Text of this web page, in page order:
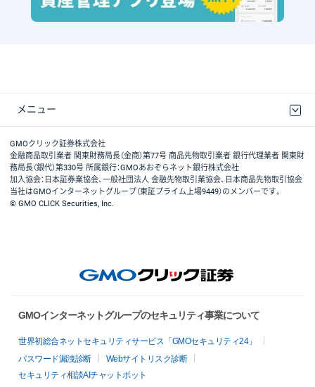
メニュー
取引規程・約款
最良執行方針
ディスクレイマー
リスク説明
GMOクリック証券ホームページ
GMOクリック証券株式会社
金融商品取引業者 関東財務局長（金商）第77号 商品先物取引業者 銀行代理業者 関東財
務局長（銀代）第330号 所属銀行：GMOあおぞらネット銀行株式会社
加入協会：日本証券業協会、一般社団法人 金融先物取引業協会、日本商品先物取引協会
当社はGMOインターネットグループ（東証プライム上場9449）のメンバーです。
© GMO CLICK Securities, Inc.
GMOインターネットグループのセキュリティ事業について
世界初総合ネットセキュリティサービス「GMOセキュリティ24」
パスワード漏洩診断
Webサイトリスク診断
セキュリティ相談AIチャットボット